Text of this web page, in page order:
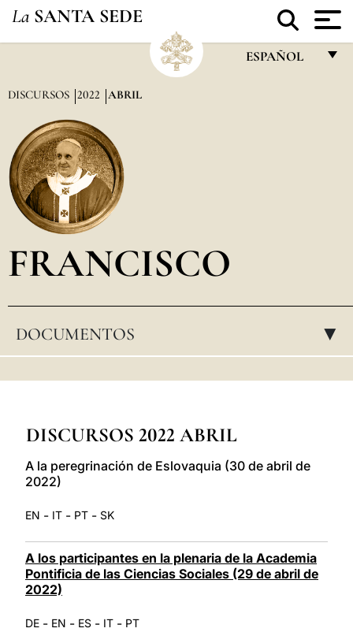
La SANTA SEDE
ESPAÑOL
العربيّة
DISCURSOS 2022 ABRIL
FRANCISCO
DOCUMENTOS ▸
DISCURSOS 2022 ABRIL
A la peregrinación de Eslovaquia (30 de abril de
2022)
EN - IT - PT - SK
A los participantes en la plenaria de la Academia
Pontificia de las Ciencias Sociales (29 de abril de
2022)
DE - EN - ES - IT - PT